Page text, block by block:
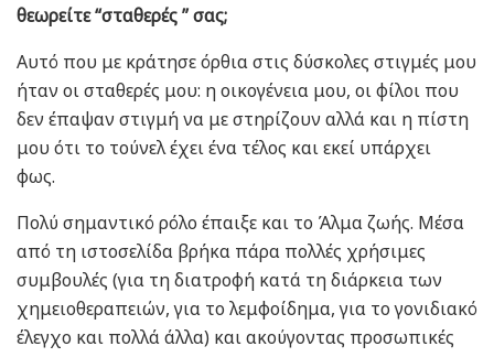
θεωρείτε “σταθερές ” σας;
Αυτό που με κράτησε όρθια στις δύσκολες στιγμές μου
ήταν οι σταθερές μου: η οικογένεια μου, οι φίλοι που
δεν έπαψαν στιγμή να με στηρίζουν αλλά και η πίστη
μου ότι το τούνελ έχει ένα τέλος και εκεί υπάρχει
φως.
Πολύ σημαντικό ρόλο έπαιξε και το Άλμα ζωής. Μέσα
από τη ιστοσελίδα βρήκα πάρα πολλές χρήσιμες
συμβουλές (για τη διατροφή κατά τη διάρκεια των
χημειοθεραπειών, για το λεμφοίδημα, για το γονιδιακό
έλεγχο και πολλά άλλα) και ακούγοντας προσωπικές